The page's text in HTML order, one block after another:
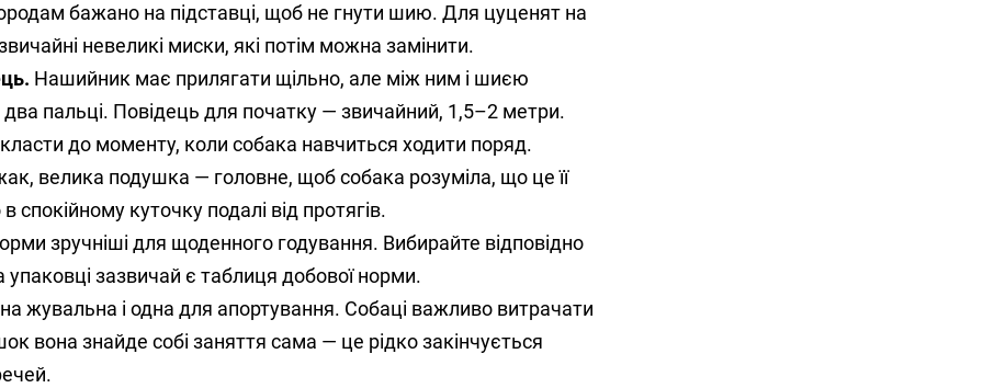
бажано на підставці, щоб не гнути шию. Для цуценят на
невеликі миски, які потім можна замінити.
Нашийник має прилягати щільно, але між ним і шиєю
два пальці. Повідець для початку — звичайний, 1,5–2 метри.
до моменту, коли собака навчиться ходити поряд.
велика подушка — головне, щоб собака розуміла, що це її
спокійному куточку подалі від протягів.
зручніші для щоденного годування. Вибирайте відповідно
упаковці зазвичай є таблиця добової норми.
жувальна і одна для апортування. Собаці важливо витрачати
вона знайде собі заняття сама — це рідко закінчується